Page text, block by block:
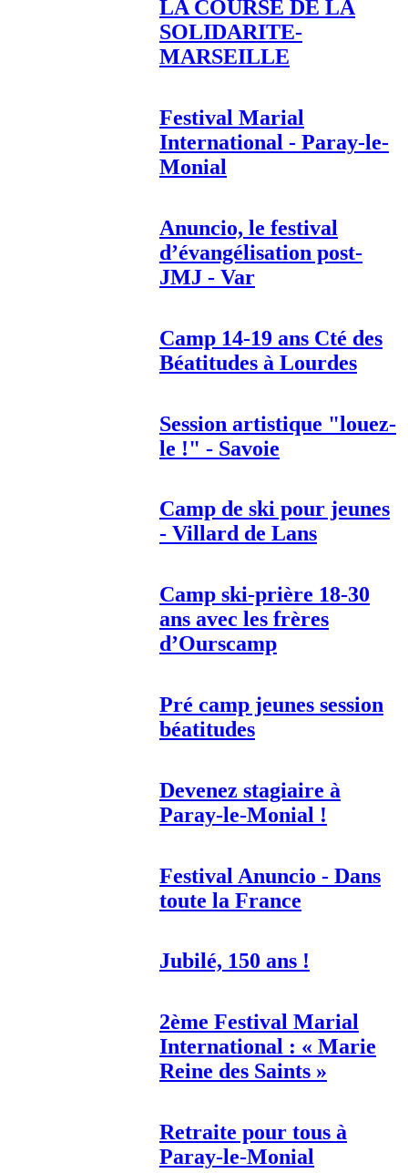
LA COURSE DE LA
SOLIDARITE-
MARSEILLE
Festival Marial
International - Paray-le-
Monial
Anuncio, le festival
d’évangélisation post-
JMJ - Var
Camp 14-19 ans Cté des
Béatitudes à Lourdes
Session artistique "louez-
le !" - Savoie
Camp de ski pour jeunes
- Villard de Lans
Camp ski-prière 18-30
ans avec les frères
d’Ourscamp
Pré camp jeunes session
béatitudes
Devenez stagiaire à
Paray-le-Monial !
Festival Anuncio - Dans
toute la France
Jubilé, 150 ans !
2ème Festival Marial
International : « Marie
Reine des Saints »
Retraite pour tous à
Paray-le-Monial